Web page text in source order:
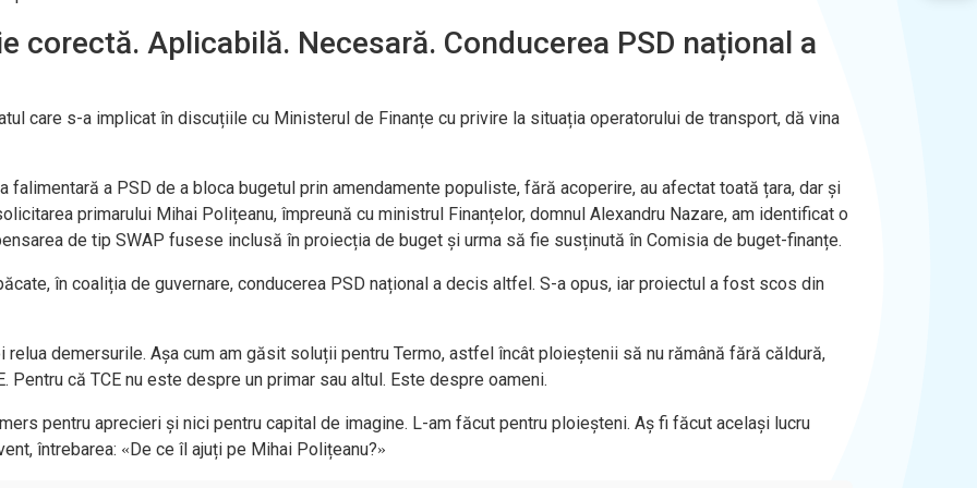
corectă. Aplicabilă. Necesară. Conducerea PSD național a
care s-a implicat în discuțiile cu Ministerul de Finanțe cu privire la situația operatorului de transport, dă vina
falimentară a PSD de a bloca bugetul prin amendamente populiste, fără acoperire, au afectat toată țara, dar și
primarului Mihai Polițeanu, împreună cu ministrul Finanțelor, domnul Alexandru Nazare, am identificat o
de tip SWAP fusese inclusă în proiecția de buget și urma să fie susținută în Comisia de buget-finanțe.
în coaliția de guvernare, conducerea PSD național a decis altfel. S-a opus, iar proiectul a fost scos din
relua demersurile. Așa cum am găsit soluții pentru Termo, astfel încât ploieștenii să nu rămână fără căldură,
că TCE nu este despre un primar sau altul. Este despre oameni.
pentru aprecieri și nici pentru capital de imagine. L-am făcut pentru ploieșteni. Aș fi făcut același lucru
întrebarea: «De ce îl ajuți pe Mihai Polițeanu?»